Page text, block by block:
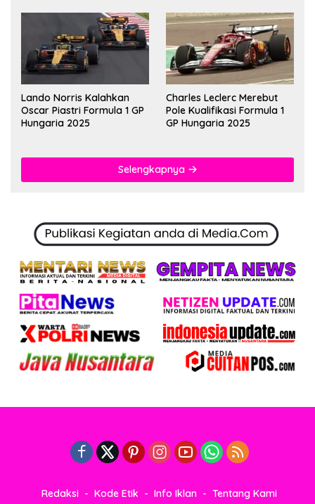
Lando Norris Kalahkan
Oscar Piastri Formula 1 GP
Hungaria 2025
Charles Leclerc Merebut
Pole Kualifikasi Formula 1
GP Hungaria 2025
Selengkapnya
Redaksi Kode Etik Info Iklan Tentang Kami